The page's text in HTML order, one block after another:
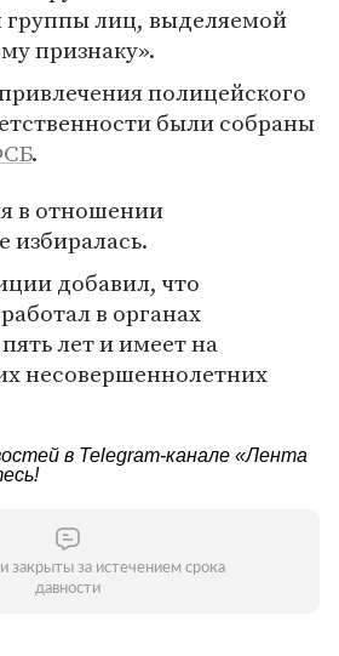
группы лиц, выделяемой
признаку».
полицейского
были собраны
.
в отношении
избиралась.
добавил, что
в органах
лет и имеет на
несовершеннолетних
в Telegram-канале «Лента
закрыты за истечением срока
давности